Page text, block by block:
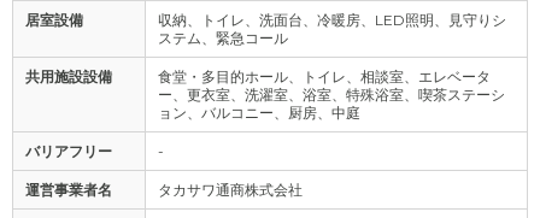
居室設備
収納、トイレ、洗面台、冷暖房、LED照明、見守りシ
ステム、緊急コール
共用施設設備
食堂・多目的ホール、トイレ、相談室、エレベータ
ー、更衣室、洗濯室、浴室、特殊浴室、喫茶ステーシ
ョン、バルコニー、厨房、中庭
バリアフリー -
運営事業者名 タカサワ通商株式会社